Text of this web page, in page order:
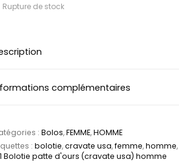
Rupture de stock
complémentaires
: Bolos,FEMME,HOMME
: bolotie,cravate usa,femme,homme,
Bolotie patte d'ours (cravate usa) homme